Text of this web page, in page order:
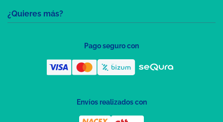
¿Quieres más?
Pago seguro con
Envíos realizados con